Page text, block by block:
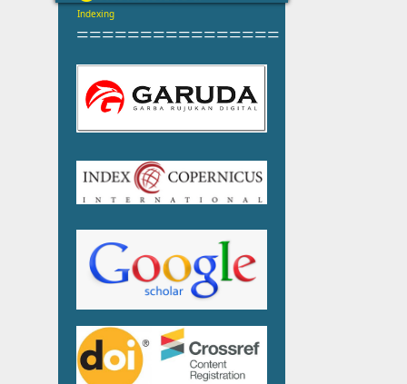
Indexing
================